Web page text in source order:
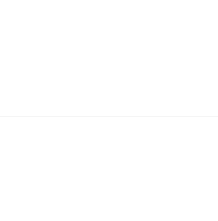
به یکدیگر و ارائه اینترنت به کاربران در محیط‌های بزرگ مناسب است.